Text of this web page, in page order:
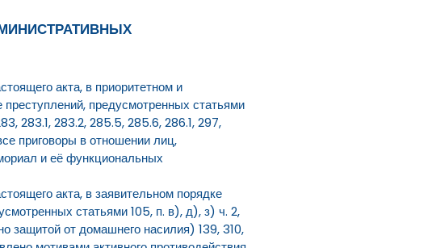
акта, в приоритетном и
предусмотренных статьями
283.1, 283.2, 285.5, 285.6, 286.1, 297,
приговоры в отношении лиц,
и её функциональных
акта, в заявительном порядке
статьями 105, п. в), д), з) ч. 2,
защитой от домашнего насилия) 139, 310,